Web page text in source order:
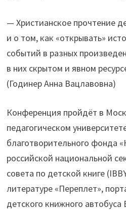
— Христианское прочтение
и о том, как «открывать»
событий в разных
в них скрытом и явном
(Годинер Анна Вацлавовна)
Конференция пройдёт в
педагогическом
благотворительного фонда
российской национальной
совета по детской книге
литературе «Переплет»,
детского книжного автобуса